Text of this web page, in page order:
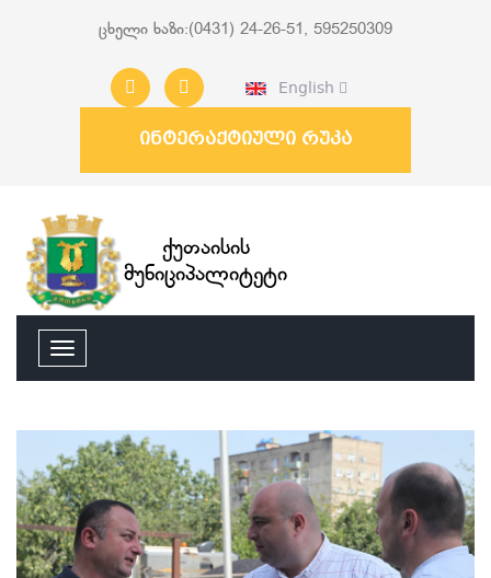
ცხელი ხაზი:(0431) 24-26-51, 595250309
English
ინტერაქტიული რუკა
ქუთაისის
მუნიციპალიტეტი